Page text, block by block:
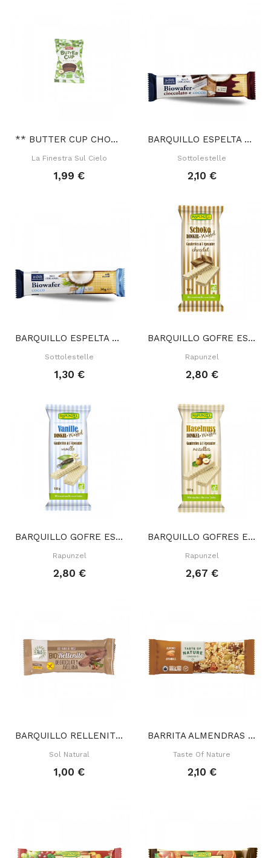
** BUTTER CUP CHOCOLATE NEGRO RELLENO CREMA...
La Finestra Sul Cielo
1,99 €
BARQUILLO ESPELTA CHOCOLATE COCO 30 GR
Sottolestelle
2,10 €
BARQUILLO ESPELTA COCO 30 GR
Sottolestelle
1,30 €
BARQUILLO GOFRE ESPELTA CHOCOLATE 100 GR
Rapunzel
2,80 €
BARQUILLO GOFRE ESPELTA VAINILLA 100 GR
Rapunzel
2,80 €
BARQUILLO GOFRES ESPELTA AVELLANAS 100 GR
Rapunzel
2,67 €
BARQUILLO RELLENITO CACAO AVELLANA 25 GR
Sol Natural
1,00 €
BARRITA ALMENDRAS SEMILLAS PASAS 40 GR
Taste Of Nature
2,10 €